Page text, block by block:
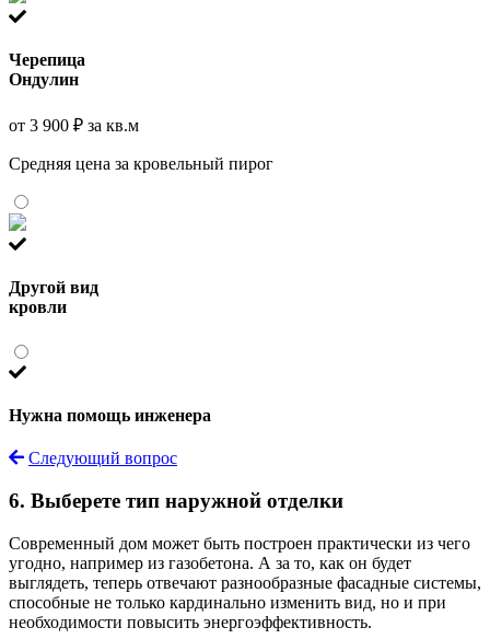
Черепица
Ондулин
от 3 900 ₽ за кв.м
Средняя цена за кровельный пирог
Другой вид
кровли
Нужна помощь инженера
Следующий вопрос
6. Выберете тип наружной отделки
Современный дом может быть построен практически из чего
угодно, например из газобетона. А за то, как он будет
выглядеть, теперь отвечают разнообразные фасадные системы,
способные не только кардинально изменить вид, но и при
необходимости повысить энергоэффективность.